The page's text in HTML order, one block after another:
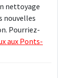
nettoyage
nouvelles
Pourriez-
aux Ponts-